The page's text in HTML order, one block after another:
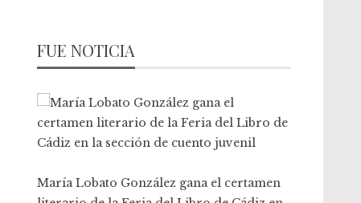
FUE NOTICIA
María Lobato González gana el certamen